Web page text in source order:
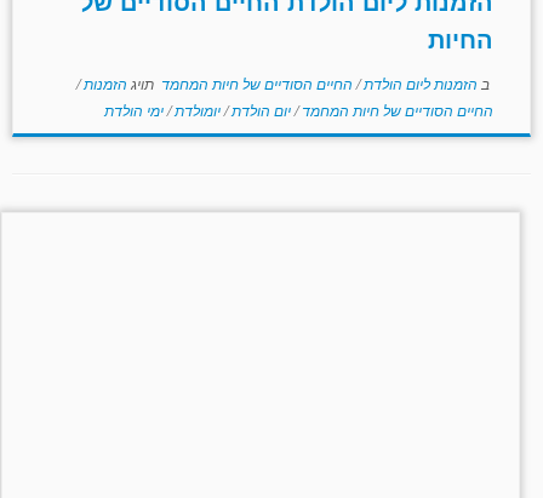
החיות
ב הזמנות ליום הולדת/ החיים הסודיים של חיות המחמד תויג הזמנות/
החיים הסודיים של חיות המחמד/יום הולדת/יומולדת/ימי הולדת